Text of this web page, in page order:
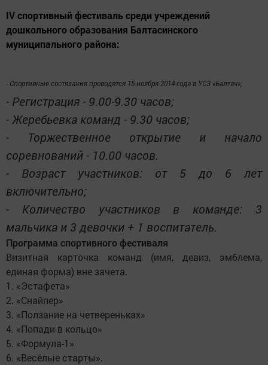
IV спортивный фестиваль среди учреждений
дошкольного образования Балтасинского
муниципального района:
- Спортивные состязания проводятся 15 ноября 2014 года в УСЗ «Балтач»;
- Регистрация - 9.00-9.30 часов;
- Жеребьевка команд - 9.30 часов;
- Торжественное открытие и начало
соревнований - 10.00 часов.
- Возраст участников: от 5 до 6 лет
включительно;
- Количество участников в команде: 3
мальчика и 3 девочки + 1 воспитатель.
Программа спортивного фестиваля
Визитная карточка команд (имя, девиз, эмблема,
единая форма) вне зачета.
1. «Эстафета»
2. «Снайпер»
3. «Ползание на четвереньках»
4. «Попади в кольцо»
5. «Формула-1»
6. «Весёлые старты».